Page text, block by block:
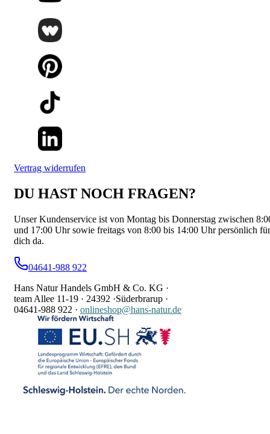
Vertrag widerrufen
DU HAST NOCH FRAGEN?
Unser Kundenservice ist von Montag bis Donnerstag zwischen
und 17:00 Uhr sowie freitags von 8:00 bis 14:00 Uhr persönlich für
dich da.
04641-988 922
Hans Natur Handels GmbH & Co. KG ·
team Allee 11-19 · 24392 ·Süderbrarup ·
04641-988 922 · onlineshop@hans-natur.de